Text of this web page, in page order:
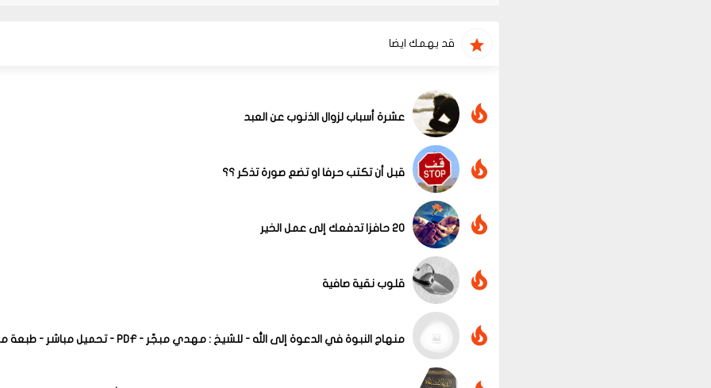
قد يهمك ايضا
عرض الكل
عشرة أسباب لزوال الذنوب عن العبد
قبل أن تكتب حرفا او تضع صورة تذكر ؟؟
20 حافزا تدفعك إلى عمل الخير
قلوب نقية صافية
منهاج النبوة في الدعوة إلى الله - للشيخ : مهدي مبجّر - PDF - تحميل مباشر - طبعة مميزة